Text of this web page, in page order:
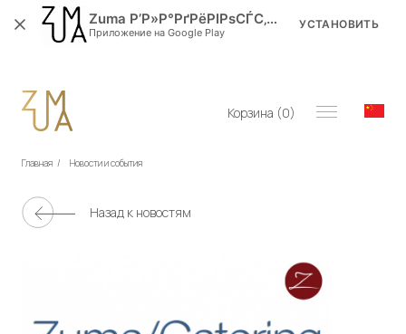
Корзина (0)
Главная / Новости и события
Назад к новостям
Zuma Р’Р»Р°РґРёРІРѕСЃС‚РѕРє
Приложение на Google Play
УСТАНОВИТЬ